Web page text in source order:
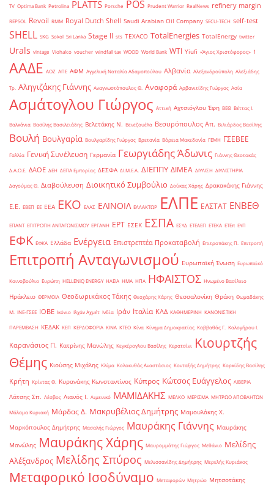
TV Optima Bank Petrolina PLATTS Porsche POS Prudent Warrior RealNews refinery margin
REPSOL Revoil RMM Royal Dutch Shell Saudi Arabian Oil Company SECU-TECH self-test
SHELL SKG Sokol Sri Lanka Stage II sts TEXACO TotalEnergies TotalEnergy twitter
Urals vintage Viohalco voucher windfall tax WOOD World Bank WTI Yiufi «Άγιος Χριστόφορος» ΄1
ΑΑΔΕ ΑΟΖ ΑΠΕ ΑΦΜ Αγγελική Ναταλία Αδαμοπούλου Αλβανία Αλεξανδρούπολη Αλεξιάδης
Τρ. Αληγιζάκης Γιάννης Αναγνωστόπουλος Θ. Αναφορά Αρβανιτίδης Γιώργος Ασία
Ασμάτογλου Γιώργος Αττική Αχτσιόγλου Έφη ΒΕΘ Βέττας Ι.
Βαλκάνια Βασίλης Βασιλειάδης Βελετάκης Ν. Βενεζουέλα Βεσυρόπουλος Απ. Βιλιάρδος Βασίλης
Βουλή Βουλγαρία Βουλγαρίδης Γιώργος Βρετανία Βόρεια Μακεδονία ΓΕΜΗ ΓΣΕΒΕΕ
Γαλλία Γενική Συνέλευση Γερμανία Γεωργιάδης Άδωνις Γιάννης Θεοτοκάς
Δ.Α.Ο.Ε. ΔΑΟΕ ΔΕΗ ΔΕΠΑ Εμπορίας ΔΕΣΦΑ ΔΙ.Μ.Ε.Α. ΔΙΕΠΠΥ ΔΙΜΕΑ ΔΙΥΛΙΣΗ ΔΙΥΛΙΣΤΗΡΙΑ
Δαγούμας Θ. Διαβούλευση Διοικητικό Συμβούλιο Δούκας Χάρης Δρακακάκης Γιάννης
Ε.Ε. ΕΒΕΠ ΕΕ ΕΕΑ ΕΚΟ ΕΛΑΣ ΕΛΙΝΟΙΛ ΕΛΛΑΚΤΩΡ ΕΛΠΕ ΕΛΣΤΑΤ ΕΝΒΕΘ
ΕΠΑΝΤ ΕΠΙΤΡΟΠΗ ΑΝΤΑΓΩΝΙΣΜΟΥ ΕΡΓΑΝΗ ΕΡΤ ΕΣΕΚ ΕΣΠΑ ΕΣΥΔ ΕΤΕΑΕΠ ΕΤΕΚΑ ΕΤΕπ ΕΥΠ
ΕΦΚ ΕΦΚΑ Ελλάδα Ενέργεια Επιστρεπτέα Προκαταβολή Επιτροπάκης Π. Επιτροπή
Επιτροπή Ανταγωνισμού Ευρωπαϊκή Ένωση Ευρωπαϊκό
Κοινοβούλιο Ευρώπη ΗELLENiQ ENERGY ΗΛΕΙΑ ΗΜΑ ΗΠΑ ΗΦΑΙΣΤΟΣ Ηνωμένο Βασίλειο
Ηράκλειο ΘΕΡΜΟΙΛ Θεοδωρικάκος Τάκης Θεοχάρης Χάρης Θεσσαλονίκη Θράκη Θωμαδάκης
Μ. ΙΝΕ-ΓΣΕΕ ΙΟΒΕ Ικόνιο Ιλχάν Αχμέτ Ινδία Ιράν Ιταλία ΚΑΔ ΚΑΘΗΜΕΡΙΝΗ ΚΑΝΟΝΙΣΤΙΚΗ
ΠΑΡΕΜΒΑΣΗ ΚΕΔΑΚ ΚΕΠ ΚΕΡΔΟΦΟΡΙΑ ΚΙΝΑ ΚΤΕΟ Κίνα Κίνημα Δημοκρατίας Καββαθάς Γ. Καλογήρου Ι.
Καρανάσιος Π. Κατρίνης Μανώλης Κεγκέρογλου Βασίλης Κερατσίνι
Κιουρτζής
Θέμης Κιούσης Μιχάλης Κλίμα Κολοκυθάς Αναστάσιος Κονταξής Δημήτρης Κορκίδης Βασίλης
Κρήτη Κρίντας Θ. Κυρανάκης Κωνσταντίνος Κύπρος Κώτσος Ευάγγελος ΛΙΒΕΡΙΑ
Λάτσης Σπ. Λέσβος Λιανός Ι. Λιμενικό ΜΑΜΙΔΑΚΗΣ ΜΕΛΚΟ ΜΕΡΙΣΜΑ ΜΗΤΡΩΟ ΑΠΟΒΛΗΤΩΝ
Μάλαμα Κυριακή Μάρδας Δ. Μακρυβέλιος Δημήτρης Μαμουλάκης Χ.
Μαρκόπουλος Δημήτρης Μασαλής Γιώργος Μαυράκης Γιάννης Μαυράκης
Μανώλης Μαυράκης Χάρης Μαυρομμάτης Γιώργος Μεθάνιο Μελίδης
Αλέξανδρος Μελίδης Σπύρος Μελισσανίδης Δημήτρης Μερελής Κυριάκος
Μεταφορικό Ισοδύναμο Μεταφορών Μητρώο Μητσοτάκης